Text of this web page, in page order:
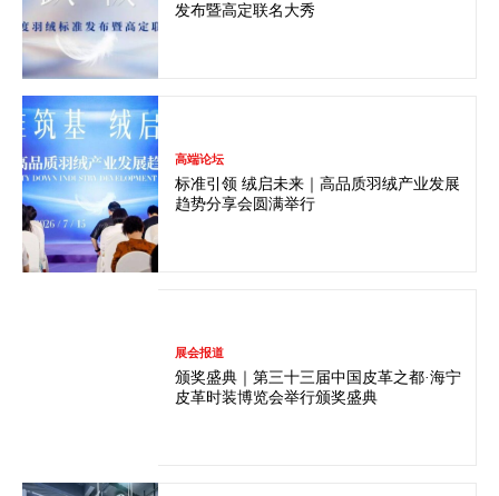
发布暨高定联名大秀
高端论坛
标准引领 绒启未来｜高品质羽绒产业发展
趋势分享会圆满举行
展会报道
颁奖盛典｜第三十三届中国皮革之都·海宁
皮革时装博览会举行颁奖盛典